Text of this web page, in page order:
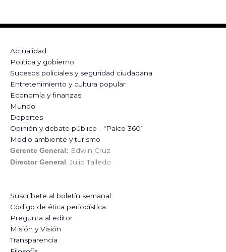
Actualidad
Política y gobierno
Sucesos policiales y seguridad ciudadana
Entretenimiento y cultura popular
Economía y finanzas
Mundo
Deportes
Opinión y debate público - "Palco 360”
Medio ambiente y turismo
Gerente General: Edwin Cruz
Director General : Julio Talledo
Suscríbete al boletín semanal
Código de ética periodística
Pregunta al editor
Misión y Visión
Transparencia